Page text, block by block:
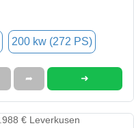
200 kw (272 PS)
➦ ➜